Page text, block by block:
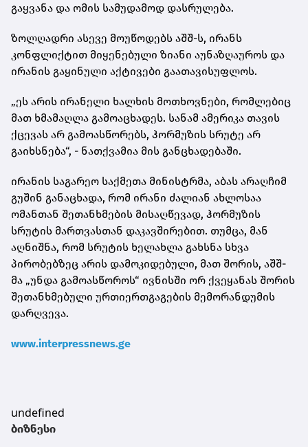
გაყვანა და ომის სამუდამოდ დასრულება.
ზოლღადრი ასევე მოუწოდებს აშშ-ს, ირანს
კონფლიქტით მიყენებული ზიანი აუნაზღაუროს და
ირანის გაყინული აქტივები გაათავისუფლოს.
„ეს არის ირანელი ხალხის მოთხოვნები, რომლებიც
მათ ხმამაღლა გამოაცხადეს. სანამ ამერიკა თავის
ქცევას არ გამოასწორებს, ჰორმუზის სრუტე არ
გაიხსნება“, - ნათქვამია მის განცხადებაში.
ირანის საგარეო საქმეთა მინისტრმა, აბას არაღჩიმ
გუშინ განაცხადა, რომ ირანი ძალიან ახლოსაა
ომანთან შეთანხმების მისაღწევად, ჰორმუზის
სრუტის მართვასთან დაკავშირებით. თუმცა, მან
აღნიშნა, რომ სრუტის ხელახლა გახსნა სხვა
პირობებზეც არის დამოკიდებული, მათ შორის, აშშ-
მა „უნდა გამოასწოროს“ ივნისში ორ ქვეყანას შორის
შეთანხმებული ურთიერთგაგების მემორანდუმის
დარღვევა.
www.interpressnews.ge
undefined
ბიზნესი